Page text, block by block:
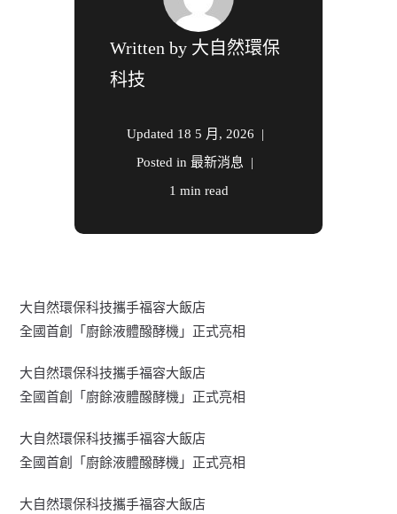
Written by 大自然環保
科技
Updated 18 5 月, 2026
Posted in 最新消息
1 min read
大自然環保科技攜手福容大飯店
全國首創「廚餘液體醱酵機」正式亮相
大自然環保科技攜手福容大飯店
全國首創「廚餘液體醱酵機」正式亮相
大自然環保科技攜手福容大飯店
全國首創「廚餘液體醱酵機」正式亮相
大自然環保科技攜手福容大飯店